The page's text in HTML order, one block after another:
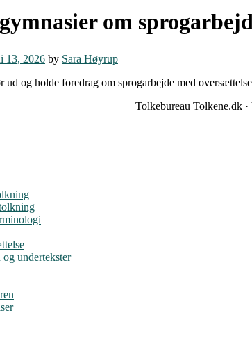
om
13, 2026 by Sara Høyrup
ud og holde foredrag om sprogarbejde med
Tolkebureau Tolkene.dk
undertekster